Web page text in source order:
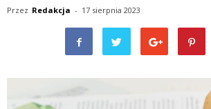
Przez Redakcja - 17 sierpnia 2023